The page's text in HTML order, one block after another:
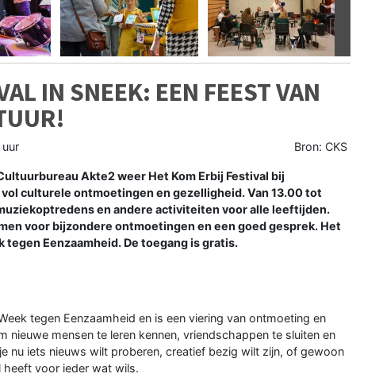
IN SNEEK: EEN FEEST VAN
Bron: CKS
Akte2 weer Het Kom Erbij Festival bij
culturele ontmoetingen en gezelligheid. Van 13.00 tot
en andere activiteiten voor alle leeftijden.
voor bijzondere ontmoetingen en een goed gesprek. Het
Eenzaamheid. De toegang is gratis.
tegen Eenzaamheid en is een viering van ontmoeting en
nieuwe mensen te leren kennen, vriendschappen te sluiten en
nu iets nieuws wilt proberen, creatief bezig wilt zijn, of gewoon
heeft voor ieder wat wils.